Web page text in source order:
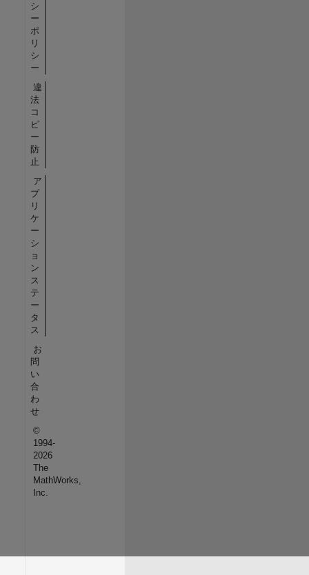
シ
ー
ポ
リ
シ
ー
違
法
コ
ピ
ー
防
止
ア
プ
リ
ケ
ー
シ
ョ
ン
ス
テ
ー
タ
ス
お
問
い
合
わ
せ
©
1994-
2026
The
MathWorks,
Inc.